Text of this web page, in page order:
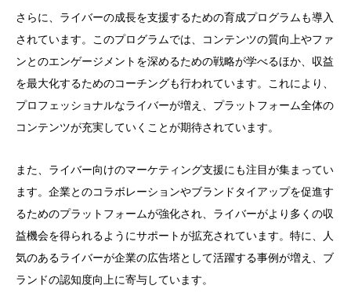
さらに、ライバーの成長を支援するための育成プログラムも導入
されています。このプログラムでは、コンテンツの質向上やファ
ンとのエンゲージメントを深めるための戦略が学べるほか、収益
を最大化するためのコーチングも行われています。これにより、
プロフェッショナルなライバーが増え、プラットフォーム全体の
コンテンツが充実していくことが期待されています。
また、ライバー向けのマーケティング支援にも注目が集まってい
ます。企業とのコラボレーションやブランドタイアップを促進す
るためのプラットフォームが強化され、ライバーがより多くの収
益機会を得られるようにサポートが拡充されています。特に、人
気のあるライバーが企業の広告塔として活躍する事例が増え、ブ
ランドの認知度向上に寄与しています。